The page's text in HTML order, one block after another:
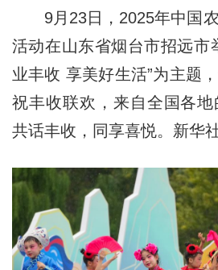
9月23日，2025年中国农
活动在山东省烟台市招远市
业丰收 享美好生活”为主题
祝丰收联欢，来自全国各
共话丰收，同享喜悦。新华